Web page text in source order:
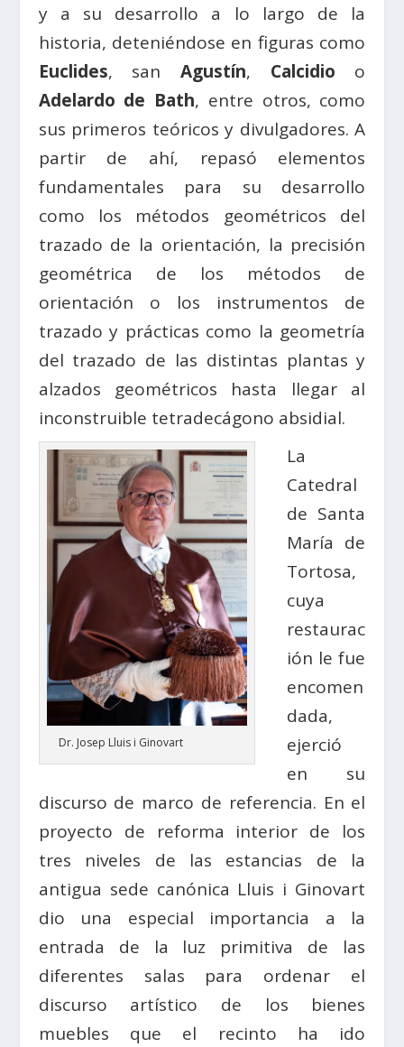
y a su desarrollo a lo largo de la
historia, deteniéndose en figuras como
Euclides, san Agustín, Calcidio o
Adelardo de Bath, entre otros, como
sus primeros teóricos y divulgadores. A
partir de ahí, repasó elementos
fundamentales para su desarrollo
como los métodos geométricos del
trazado de la orientación, la precisión
geométrica de los métodos de
orientación o los instrumentos de
trazado y prácticas como la geometría
del trazado de las distintas plantas y
alzados geométricos hasta llegar al
inconstruible tetradecágono absidial.
Dr. Josep Lluis i Ginovart
La
Catedral
de Santa
María de
Tortosa,
cuya
restaurac
ión le fue
encomen
dada,
ejerció
en su
discurso de marco de referencia. En el
proyecto de reforma interior de los
tres niveles de las estancias de la
antigua sede canónica Lluis i Ginovart
dio una especial importancia a la
entrada de la luz primitiva de las
diferentes salas para ordenar el
discurso artístico de los bienes
muebles que el recinto ha ido